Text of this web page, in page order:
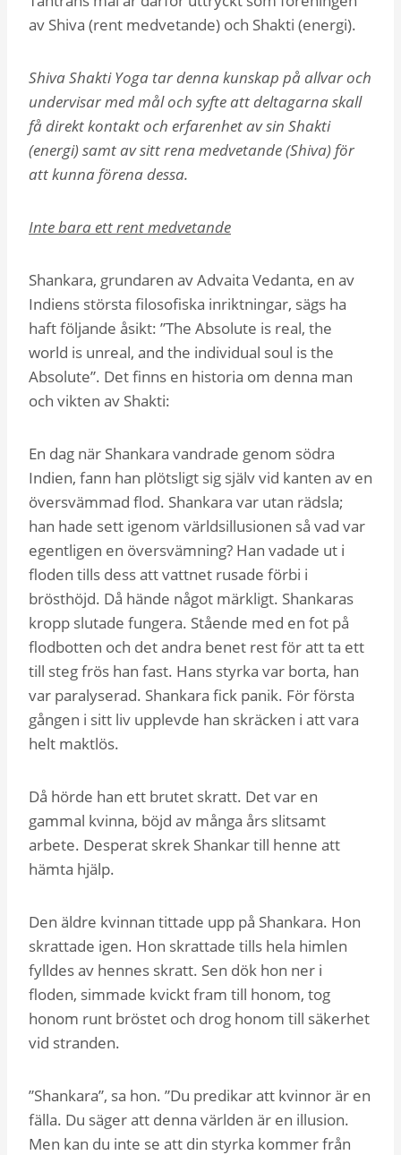
av Shiva (rent medvetande) och Shakti (energi).
Shiva Shakti Yoga tar denna kunskap på allvar och
undervisar med mål och syfte att deltagarna skall
få direkt kontakt och erfarenhet av sin Shakti
(energi) samt av sitt rena medvetande (Shiva) för
att kunna förena dessa.
Inte bara ett rent medvetande
Shankara, grundaren av Advaita Vedanta, en av
Indiens största filosofiska inriktningar, sägs ha
haft följande åsikt: ”The Absolute is real, the
world is unreal, and the individual soul is the
Absolute”. Det finns en historia om denna man
och vikten av Shakti:
En dag när Shankara vandrade genom södra
Indien, fann han plötsligt sig själv vid kanten av en
översvämmad flod. Shankara var utan rädsla;
han hade sett igenom världsillusionen så vad var
egentligen en översvämning? Han vadade ut i
floden tills dess att vattnet rusade förbi i
brösthöjd. Då hände något märkligt. Shankaras
kropp slutade fungera. Stående med en fot på
flodbotten och det andra benet rest för att ta ett
till steg frös han fast. Hans styrka var borta, han
var paralyserad. Shankara fick panik. För första
gången i sitt liv upplevde han skräcken i att vara
helt maktlös.
Då hörde han ett brutet skratt. Det var en
gammal kvinna, böjd av många års slitsamt
arbete. Desperat skrek Shankar till henne att
hämta hjälp.
Den äldre kvinnan tittade upp på Shankara. Hon
skrattade igen. Hon skrattade tills hela himlen
fylldes av hennes skratt. Sen dök hon ner i
floden, simmade kvickt fram till honom, tog
honom runt bröstet och drog honom till säkerhet
vid stranden.
”Shankara”, sa hon. ”Du predikar att kvinnor är en
fälla. Du säger att denna världen är en illusion.
Men kan du inte se att din styrka kommer från